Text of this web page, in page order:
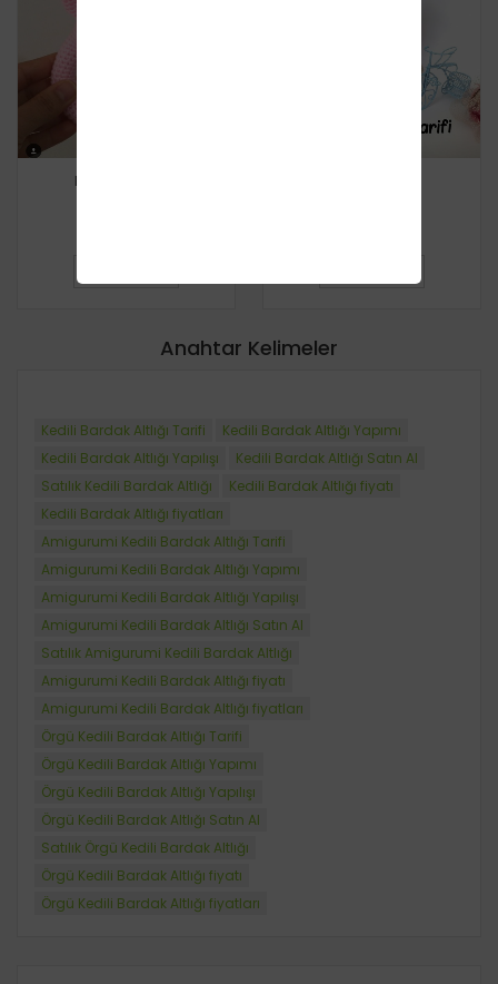
Kedili Çıngırak
Anahtar Kelimeler
Kedili Bardak Altlığı Tarifi
Kedili Bardak Altlığı Yapımı
Kedili Bardak Altlığı Yapılışı
Kedili Bardak Altlığı Satın Al
Satılık Kedili Bardak Altlığı
Kedili Bardak Altlığı fiyatı
Kedili Bardak Altlığı fiyatları
Amigurumi Kedili Bardak Altlığı Tarifi
Amigurumi Kedili Bardak Altlığı Yapımı
Amigurumi Kedili Bardak Altlığı Yapılışı
Amigurumi Kedili Bardak Altlığı Satın Al
Satılık Amigurumi Kedili Bardak Altlığı
Amigurumi Kedili Bardak Altlığı fiyatı
Amigurumi Kedili Bardak Altlığı fiyatları
Örgü Kedili Bardak Altlığı Tarifi
Örgü Kedili Bardak Altlığı Yapımı
Örgü Kedili Bardak Altlığı Yapılışı
Örgü Kedili Bardak Altlığı Satın Al
Satılık Örgü Kedili Bardak Altlığı
Örgü Kedili Bardak Altlığı fiyatı
Örgü Kedili Bardak Altlığı fiyatları